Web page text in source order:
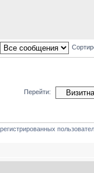
Перейти: